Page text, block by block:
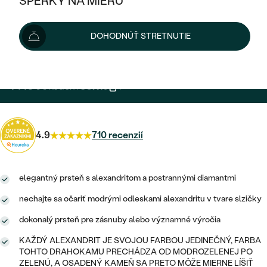
KOMBINOVANÉ ZLATO
PODĽA ŠTÝLU
BEZ KAMEŇA
ETERNITY
VYKROJENÉ
VINTAGE
NETRADIČNÉ
TEPANÉ
POSTRANNÉ DRAHOKAMY
HALO
VINTAGE
SET ZÁSNUBNÉHO PRSTEŇA A
OBRÚČOK
NETRADIČNÉ
ZOSTAVTE SI PRSTEŇ
ZAČAŤ S PRSTEŇOM
VÝPREDAJ
ŠPERKY ČO POMÁHAJÚ
PODĽA TYPU
NÁUŠNICE
PRSTENE
PRÍVESKY
NÁRAMKY
PÁNSKE ŠPERKY
PLATINOVÉ
NAPICHOVACIE
KRUHOVÉ
SOLITÉR
V TVARE SRDCA
ZLATÉ
STRIEBORNÉ
PODĽA ŠTÝLU
SOLITÉR
NARODENIE DIEŤAŤA
PERSONALIZOVANÉ
SO ZNAMENÍM ZVEROKRUHU
MINIMALISTICKÉ
VÝPREDAJ
ZLATÉ
STRIEBORNÉ
PLATINOVÉ
PODĽA ŠTÝLU
MINIMALISTICKÉ
DOHODNÚŤ STRETNUTIE
1 609 €
Šperk vám vyrobíme a doručíme do 3 - 4 týždňov.
Možnosti doručenia
1 448 €s kódomSUN10 .
4.9 710 recenzií
elegantný prsteň s alexandritom a postrannými diamantmi
nechajte sa očariť modrými odleskami alexandritu v tvare slzičky
dokonalý prsteň pre zásnuby alebo významné výročia
KAŽDÝ ALEXANDRIT JE SVOJOU FARBOU JEDINEČNÝ, FARBA
TOHTO DRAHOKAMU PRECHÁDZA OD MODROZELENEJ PO
ZELENÚ, A OSADENÝ KAMEŇ SA PRETO MÔŽE MIERNE LÍŠIŤ